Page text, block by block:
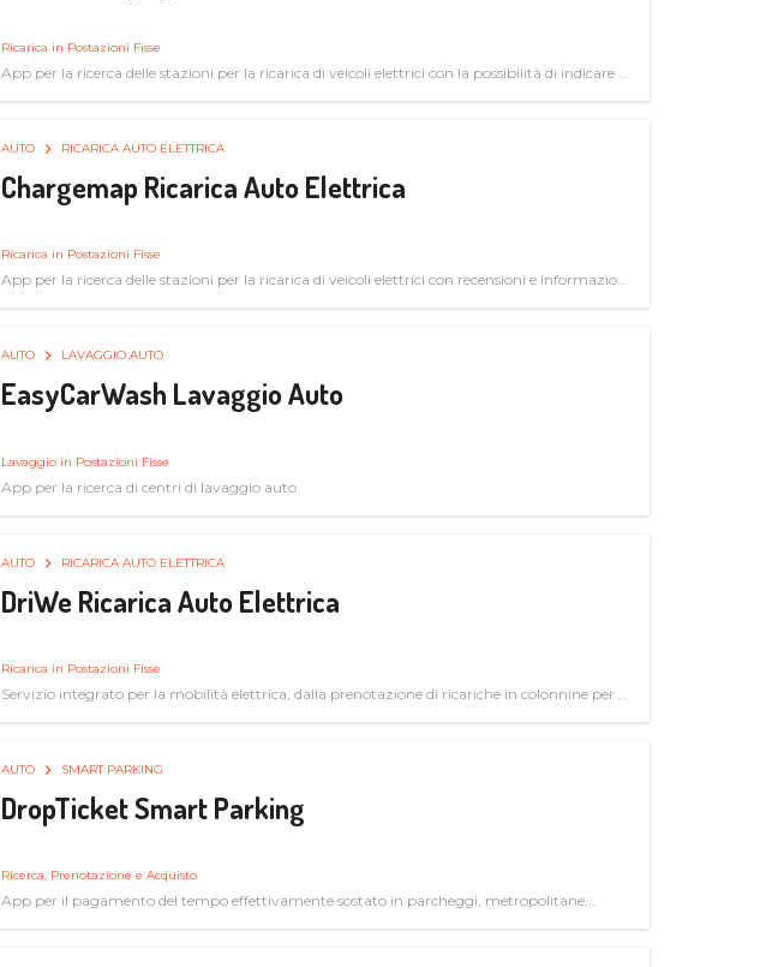
Ricarica in Postazioni Fisse
App per la ricerca delle stazioni per la ricarica di veicoli elettrici con la possibilità di indicare le
AUTO RICARICA AUTO ELETTRICA
Chargemap Ricarica Auto Elettrica
Ricarica in Postazioni Fisse
App per la ricerca delle stazioni per la ricarica di veicoli elettrici con recensioni e informazioni
AUTO LAVAGGIO AUTO
EasyCarWash Lavaggio Auto
Lavaggio in Postazioni Fisse
App per la ricerca di centri di lavaggio auto
AUTO RICARICA AUTO ELETTRICA
DriWe Ricarica Auto Elettrica
Ricarica in Postazioni Fisse
Servizio integrato per la mobilità elettrica, dalla prenotazione di ricariche in colonnine per il
AUTO SMART PARKING
DropTicket Smart Parking
Ricerca, Prenotazione e Acquisto
App per il pagamento del tempo effettivamente sostato in parcheggi, metropolitane,